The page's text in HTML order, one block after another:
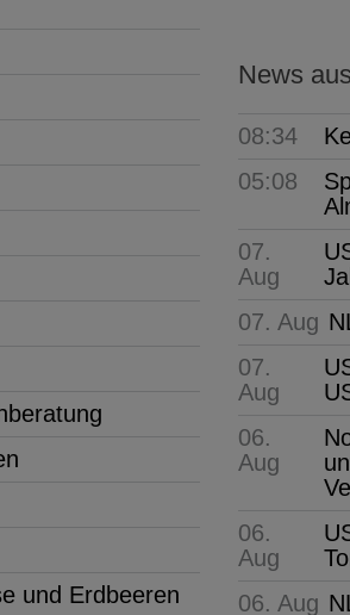
und Erdbeeren
News
08:34
05:08
07.
Aug
07. Aug
07.
Aug
06.
Aug
06.
Aug
06. Aug